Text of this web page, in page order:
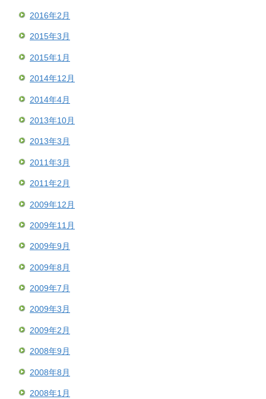
2016年2月
2015年3月
2015年1月
2014年12月
2014年4月
2013年10月
2013年3月
2011年3月
2011年2月
2009年12月
2009年11月
2009年9月
2009年8月
2009年7月
2009年3月
2009年2月
2008年9月
2008年8月
2008年1月